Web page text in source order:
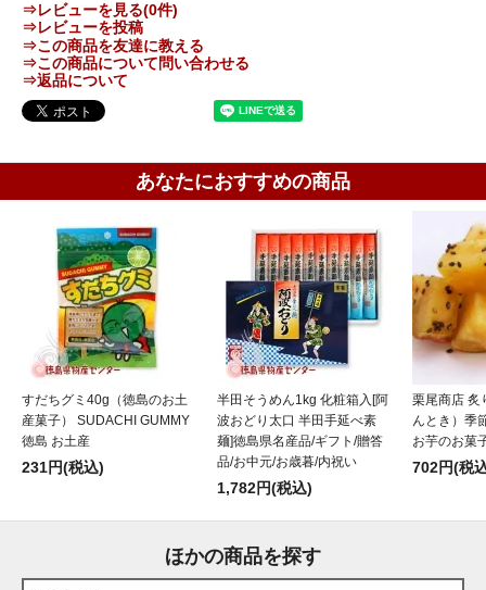
⇒レビューを見る(0件)
⇒レビューを投稿
⇒この商品を友達に教える
⇒この商品について問い合わせる
⇒返品について
あなたにおすすめの商品
すだちグミ40g（徳島のお土
産菓子） SUDACHI GUMMY
徳島 お土産
231円(税込)
半田そうめん1kg 化粧箱入[阿
波おどり太口 半田手延べ素
麺]徳島県名産品/ギフト/贈答
品/お中元/お歳暮/内祝い
1,782円(税込)
栗尾商店 炙
んとき）季
お芋のお菓
702円(税
ほかの商品を探す